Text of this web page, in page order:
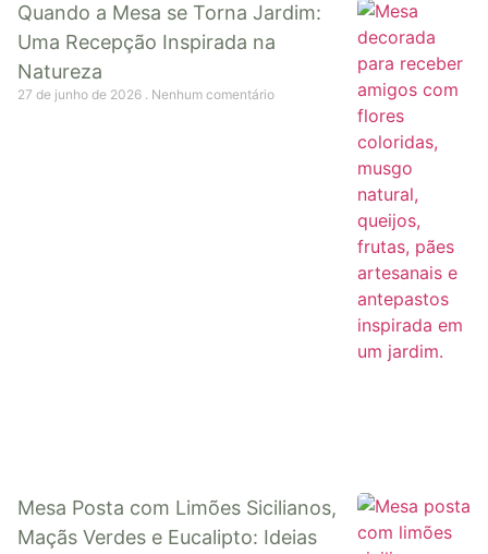
Quando a Mesa se Torna Jardim:
Uma Recepção Inspirada na
Natureza
27 de junho de 2026 Nenhum comentário
Mesa Posta com Limões Sicilianos,
Maçãs Verdes e Eucalipto: Ideias